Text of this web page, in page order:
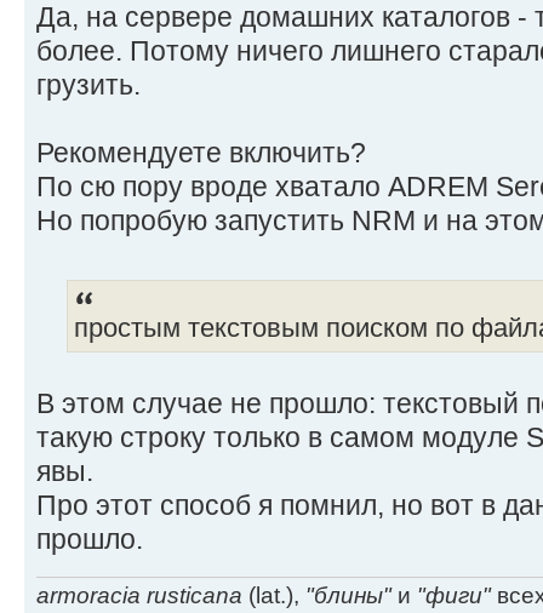
Да, на сервере домашних каталогов -
более. Потому ничего лишнего
грузить.
Рекомендуете включить?
По сю пору вроде хватало ADREM
Но попробую запустить NRM и на
простым текстовым поиском по
В этом случае не прошло: текстовый
такую строку только в самом модуле
явы.
Про этот способ я помнил, но вот в
прошло.
armoracia rusticana (lat.), "блины"и "фиги"